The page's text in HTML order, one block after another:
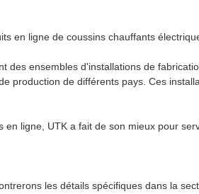
en ligne de coussins chauffants
ensembles d'installations de
production de différents pays. Ces
ligne, UTK a fait de son mieux pour
les détails spécifiques dans la